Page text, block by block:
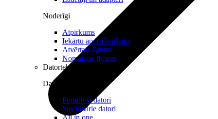
Noderīgi
Atpirkums
Iekārtu apdrošināšana
Atvērtais līgums
Nomaksas līgums
Datortehnika
Datori un Monitori
Portatīvie datori
Stacionārie datori
All in one